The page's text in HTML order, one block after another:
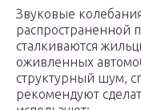
Звуковые
распространенной
сталкиваются
оживленных
структурный шум,
рекомендуют